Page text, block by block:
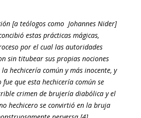
[a teólogos como Johannes Nider]
estas prácticas mágicas,
por el cual las autoridades
sin titubear sus propias nociones
hechicería común y más inocente, y
que esta hechicería común se
crimen de brujería diabólica y el
hechicero se convirtió en la bruja